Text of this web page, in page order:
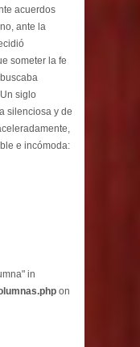
acuerdos
ante la
someter la fe
siglo
silenciosa y de
e incómoda:
in
on